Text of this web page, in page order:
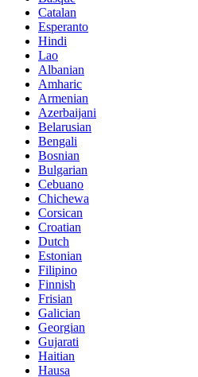
Catalan
Esperanto
Hindi
Lao
Albanian
Amharic
Armenian
Azerbaijani
Belarusian
Bengali
Bosnian
Bulgarian
Cebuano
Chichewa
Corsican
Croatian
Dutch
Estonian
Filipino
Finnish
Frisian
Galician
Georgian
Gujarati
Haitian
Hausa